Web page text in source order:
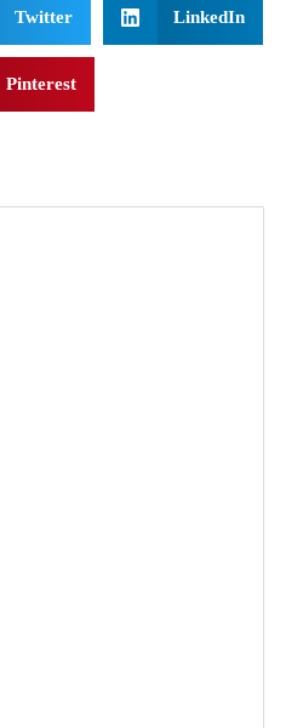
Twitter LinkedIn
Pinterest